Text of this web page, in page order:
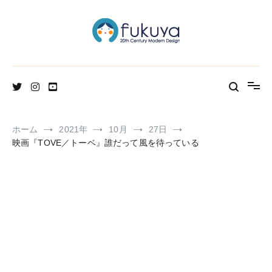
ホーム 2021年 10月
27日
映画『TOVE／トーベ』誰だって風を待っている